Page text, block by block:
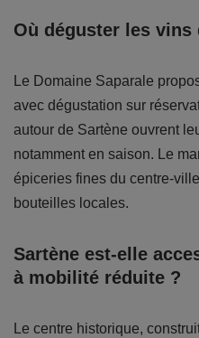
Où déguster les vins
Le Domaine Saparale
avec dégustation sur
autour de Sartène ouvrent
notamment en saison. Le
épiceries fines du centre-
bouteilles locales.
Sartène est-elle
à mobilité réduite ?
Le centre historique,